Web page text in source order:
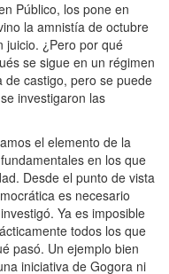
Público, los pone en
la amnistía de octubre
juicio. ¿Pero por qué
se sigue en un régimen
de castigo, pero se puede
investigaron las
el elemento de la
en los que
Desde el punto de vista
es necesario
Ya es imposible
todos los que
pasó. Un ejemplo bien
iniciativa de Gogora ni